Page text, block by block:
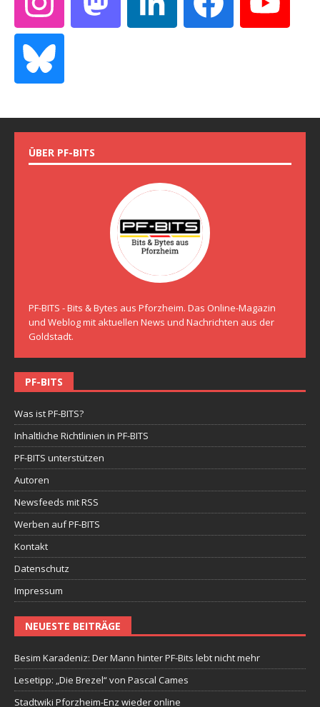
ÜBER PF-BITS
PF-BITS - Bits & Bytes aus Pforzheim. Das Online-Magazin
und Weblog mit aktuellen News und Nachrichten aus der
Goldstadt.
PF-BITS
Was ist PF-BITS?
Inhaltliche Richtlinien in PF-BITS
PF-BITS unterstützen
Autoren
Newsfeeds mit RSS
Werben auf PF-BITS
Kontakt
Datenschutz
Impressum
NEUESTE BEITRÄGE
Besim Karadeniz: Der Mann hinter PF-Bits lebt nicht mehr
Lesetipp: „Die Brezel“ von Pascal Cames
Stadtwiki Pforzheim-Enz wieder online